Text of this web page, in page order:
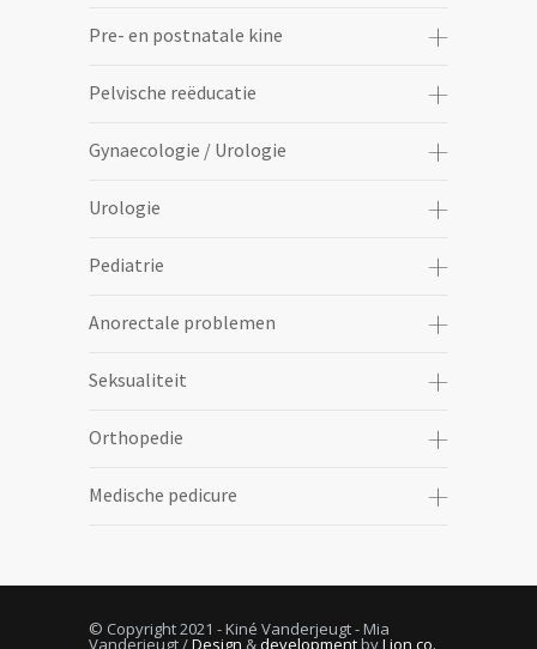
Pre- en postnatale kine
Pelvische reëducatie
Gynaecologie / Urologie
Urologie
Pediatrie
Anorectale problemen
Seksualiteit
Orthopedie
Medische pedicure
© Copyright 2021 - Kiné Vanderjeugt - Mia
Vanderjeugt /Design &developmentbyLion co.